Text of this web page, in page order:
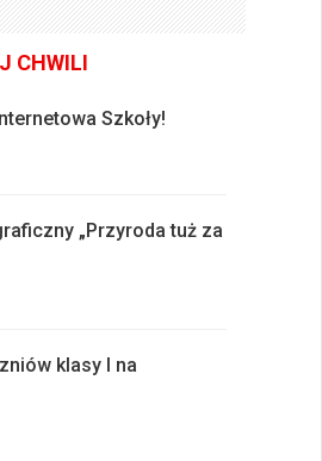
CHWILI
Szkoły!
„Przyroda tuż za
klasy I na